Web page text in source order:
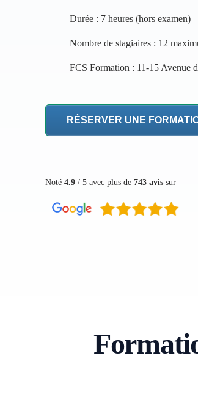
Durée : 7 heures (hors examen)
Nombre de stagiaires : 12
FCS Formation : 11-15 Avenue
RÉSERVER UNE
Noté 4.9 / 5 avec plus de 743 avis sur